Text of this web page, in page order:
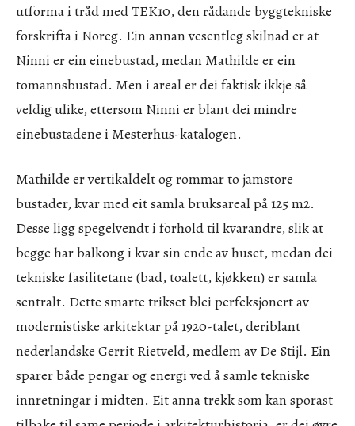
utforma i tråd med TEK10, den rådande byggtekniske
forskrifta i Noreg. Ein annan vesentleg skilnad er at
Ninni er ein einebustad, medan Mathilde er ein
tomannsbustad. Men i areal er dei faktisk ikkje så
veldig ulike, ettersom Ninni er blant dei mindre
einebustadene i Mesterhus-katalogen.
Mathilde er vertikaldelt og rommar to jamstore
bustader, kvar med eit samla bruksareal på 125 m2.
Desse ligg spegelvendt i forhold til kvarandre, slik at
begge har balkong i kvar sin ende av huset, medan dei
tekniske fasilitetane (bad, toalett, kjøkken) er samla
sentralt. Dette smarte trikset blei perfeksjonert av
modernistiske arkitektar på 1920-talet, deriblant
nederlandske Gerrit Rietveld, medlem av De Stijl. Ein
sparer både pengar og energi ved å samle tekniske
innretningar i midten. Eit anna trekk som kan sporast